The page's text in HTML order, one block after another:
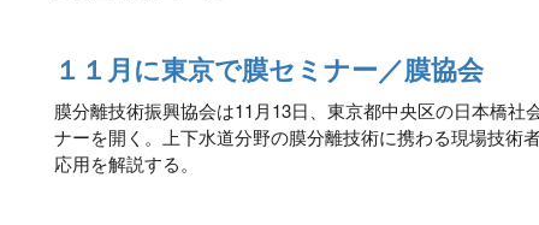
１１月に東京で膜セミナー／膜協会
膜分離技術振興協会は11月13日、東京都中央区の日本橋社
ナーを開く。上下水道分野の膜分離技術に携わる現場技術
応用を解説する。